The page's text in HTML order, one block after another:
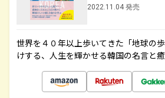
2022.11.04 発売
世界を４０年以上歩いてきた「地球の
けする、人生を輝かせる韓国の名言と